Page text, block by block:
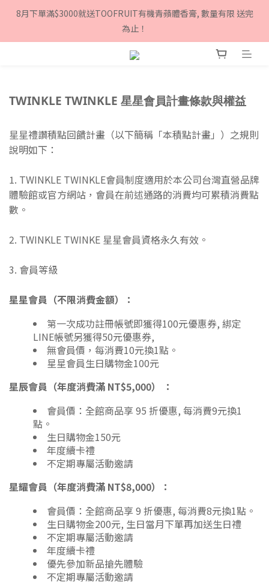
8月下單滿$3000就送TOOFRUIT有機青蘋體香膏, 數量有限 送完
為止！
8月下單滿$3000就送TOOFRUIT有機青蘋體香膏, 數量有限 送完
為止！
Sign up as a Twinkle Twinkle member and get $100
8月下單滿$3000就送TOOFRUIT有機青蘋體香膏, 數量有限 送完
TWINKLE TWINKLE 星星會員計畫條款與權益
星星禮讚積點回饋計畫（以下簡稱「本積點計畫」）之規則
說明如下：
1. TWINKLE TWINKLE會員制度適用於本公司台灣直營品牌
體驗館或官方網站，會員在前述通路的消費均可累積消費點
數。
2. TWINKLE TWINKE 星星會員資格永久有效。
3. 會員等級
星星會員（不限消費金額）：
第一次成功註冊帳號即獲得100元優惠券, 綁定
LINE帳號另獲得50元優惠券,
無會員價，每消費10元換1點。
星星會員生日購物金100元
星辰會員（年度消費滿 NT$5,000） ：
會員價：全館商品享 95 折優惠, 每消費9元換1
點。
生日購物金150元
年度續卡禮
不定期專屬活動邀請
星耀會員（年度消費滿 NT$8,000）：
會員價：全館商品享 9 折優惠, 每消費8元換1點。
生日購物金200元, 生日當月下單再加送生日禮
不定期專屬活動邀請
年度續卡禮
優先參加新品搶先體驗
不定期專屬活動邀請